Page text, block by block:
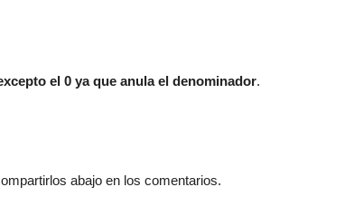
el 0 ya que anula el denominador.
abajo en los comentarios.